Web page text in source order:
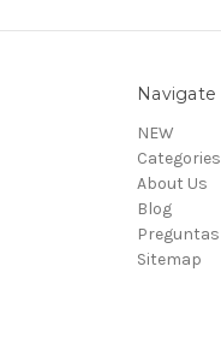
Navigate
NEW
Categories
About Us
Blog
Preguntas
Sitemap